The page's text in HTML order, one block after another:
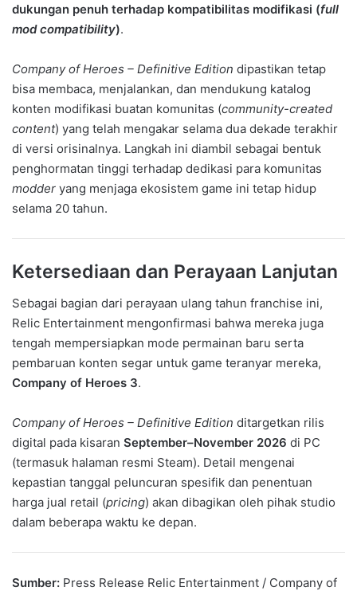
dukungan penuh terhadap kompatibilitas modifikasi (full
mod compatibility).
Company of Heroes – Definitive Edition dipastikan tetap
bisa membaca, menjalankan, dan mendukung katalog
konten modifikasi buatan komunitas (community-created
content) yang telah mengakar selama dua dekade terakhir
di versi orisinalnya. Langkah ini diambil sebagai bentuk
penghormatan tinggi terhadap dedikasi para komunitas
modder yang menjaga ekosistem game ini tetap hidup
selama 20 tahun.
Ketersediaan dan Perayaan Lanjutan
Sebagai bagian dari perayaan ulang tahun franchise ini,
Relic Entertainment mengonfirmasi bahwa mereka juga
tengah mempersiapkan mode permainan baru serta
pembaruan konten segar untuk game teranyar mereka,
Company of Heroes 3.
Company of Heroes – Definitive Edition ditargetkan rilis
digital pada kisaran September–November 2026 di PC
(termasuk halaman resmi Steam). Detail mengenai
kepastian tanggal peluncuran spesifik dan penentuan
harga jual retail (pricing) akan dibagikan oleh pihak studio
dalam beberapa waktu ke depan.
Sumber: Press Release Relic Entertainment / Company of